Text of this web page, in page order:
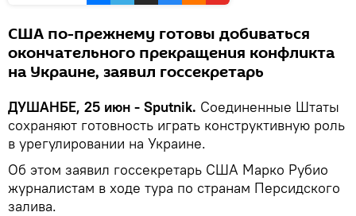
США по-прежнему готовы добиваться
окончательного прекращения конфликта
на Украине, заявил госсекретарь
ДУШАНБЕ, 25 июн - Sputnik. Соединенные Штаты
сохраняют готовность играть конструктивную роль
в урегулировании на Украине.
Об этом заявил госсекретарь США Марко Рубио
журналистам в ходе тура по странам Персидского
залива.